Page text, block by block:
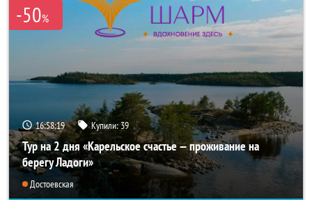
-50%
16:58:19 Купили:39
Тур на 2 дня «Карельское счастье — проживание на
берегу Ладоги»
Достоевская